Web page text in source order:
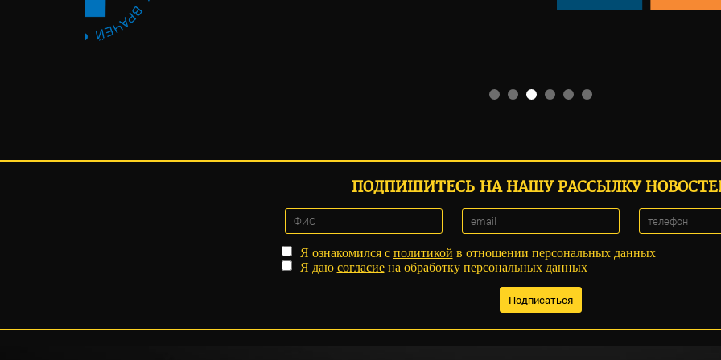
ПОДПИШИТЕСЬ НА НАШУ РАССЫЛКУ
Я ознакомился с политикой в отношении персональных данных
Я даю согласиена обработку персональных данных